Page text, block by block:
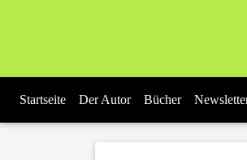
Startseite Der Autor Bücher